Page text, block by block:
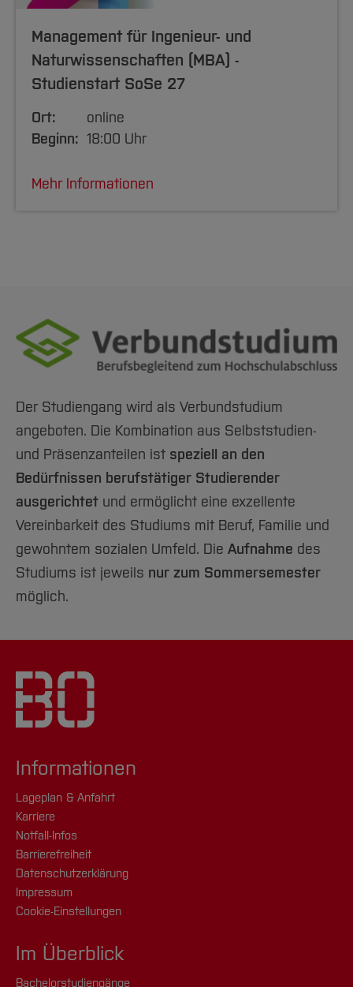
Business Analytics
Digitales Prozessmanagement
(Umfang 24 ECTS)
Module sowie zum detaillierten Studienablauf
Management für Ingenieur- und
Naturwissenschaften (MBA) -
Studienstart SoSe 27
Ort:
online
Beginn: 18:00 Uhr
Mehr Informationen
Der Studiengang wird als Verbundstudium
angeboten. Die Kombination aus Selbststudien-
und Präsenzanteilen ist speziell an den
Bedürfnissen berufstätiger Studierender
ausgerichtet und ermöglicht eine exzellente
Vereinbarkeit des Studiums mit Beruf, Familie und
gewohntem sozialen Umfeld. Die Aufnahme des
Studiums ist jeweils nur zum Sommersemester
möglich.
Informationen
Lageplan & Anfahrt
Karriere
Notfall-Infos
Barrierefreiheit
Datenschutzerklärung
Impressum
Cookie-Einstellungen
Im Überblick
Bachelorstudiengänge